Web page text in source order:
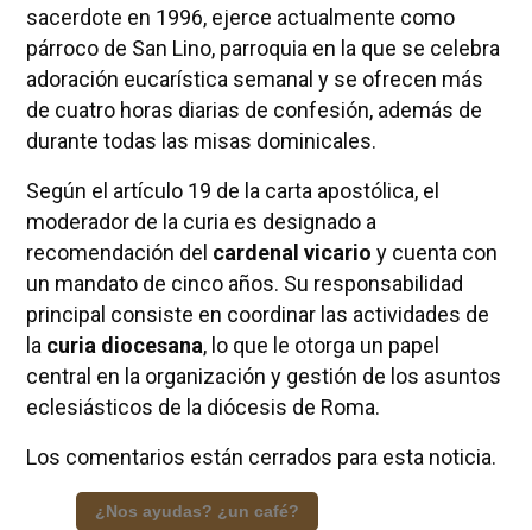
sacerdote en 1996, ejerce actualmente como
párroco de San Lino, parroquia en la que se celebra
adoración eucarística semanal y se ofrecen más
de cuatro horas diarias de confesión, además de
durante todas las misas dominicales.
Según el artículo 19 de la carta apostólica, el
moderador de la curia es designado a
recomendación del cardenal vicario y cuenta con
un mandato de cinco años. Su responsabilidad
principal consiste en coordinar las actividades de
la curia diocesana, lo que le otorga un papel
central en la organización y gestión de los asuntos
eclesiásticos de la diócesis de Roma.
Los comentarios están cerrados para esta noticia.
¿Nos ayudas? ¿un café?